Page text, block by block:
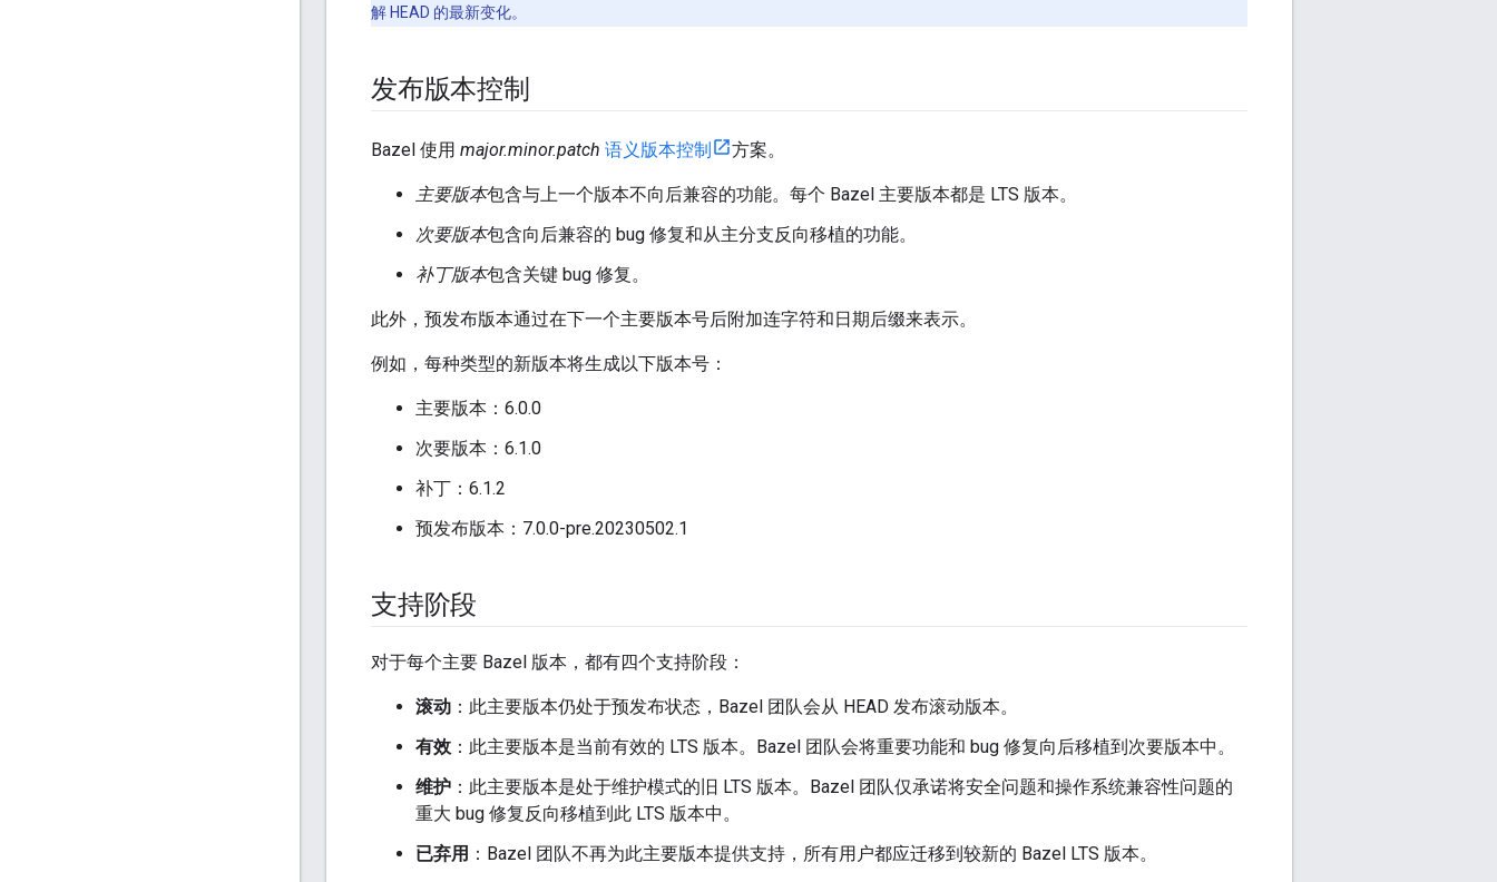
解 HEAD 的最新变化。
发布版本控制
Bazel 使用 major.minor.patch 语义版本控制 方案。
主要版本包含与上一个版本不向后兼容的功能。每个 Bazel 主要版本都是 LTS 版本。
次要版本包含向后兼容的 bug 修复和从主分支反向移植的功能。
补丁版本包含关键 bug 修复。
此外，预发布版本通过在下一个主要版本号后附加连字符和日期后缀来表示。
例如，每种类型的新版本将生成以下版本号：
主要版本：6.0.0
次要版本：6.1.0
补丁：6.1.2
预发布版本：7.0.0-pre.20230502.1
支持阶段
对于每个主要 Bazel 版本，都有四个支持阶段：
滚动 ：此主要版本仍处于预发布状态，Bazel 团队会从 HEAD 发布滚动版本。
有效 ：此主要版本是当前有效的 LTS 版本。Bazel 团队会将重要功能和 bug 修复向后移植到次要版本中。
维护 ：此主要版本是处于维护模式的旧 LTS 版本。Bazel 团队仅承诺将安全问题和操作系统兼容性问题的
重大 bug 修复反向移植到此 LTS 版本中。
已弃用 ：Bazel 团队不再为此主要版本提供支持，所有用户都应迁移到较新的 Bazel LTS 版本。